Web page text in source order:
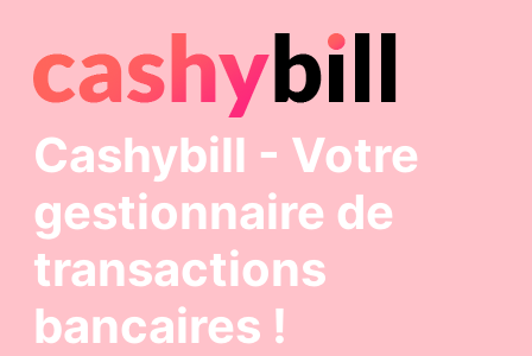
cashybill - Votre
gestionnaire de
transactions
bancaires !